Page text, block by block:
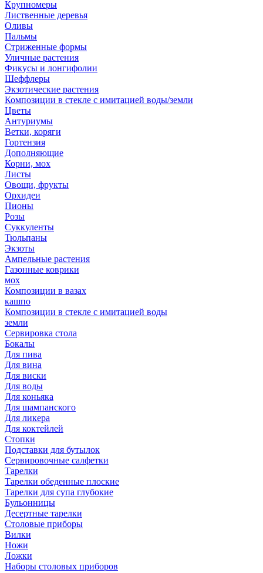
Крупномеры
Лиственные деревья
Оливы
Пальмы
Стриженные формы
Уличные растения
Фикусы и лонгифолии
Шеффлеры
Экзотические растения
Композиции в стекле с имитацией воды/земли
Цветы
Антуриумы
Ветки, коряги
Гортензия
Дополняющие
Корни, мох
Листы
Овощи, фрукты
Орхидеи
Пионы
Розы
Суккуленты
Тюльпаны
Экзоты
Ампельные растения
Газонные коврики
мох
Композиции в вазах
кашпо
Композиции в стекле с имитацией воды
земли
Сервировка стола
Бокалы
Для пива
Для вина
Для виски
Для воды
Для коньяка
Для шампанского
Для ликера
Для коктейлей
Стопки
Подставки для бутылок
Сервировочные салфетки
Тарелки
Тарелки обеденные плоские
Тарелки для супа глубокие
Бульонницы
Десертные тарелки
Столовые приборы
Вилки
Ножи
Ложки
Наборы столовых приборов